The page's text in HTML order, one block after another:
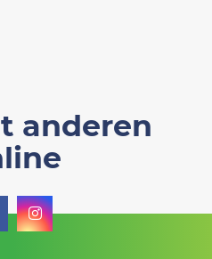
anderen